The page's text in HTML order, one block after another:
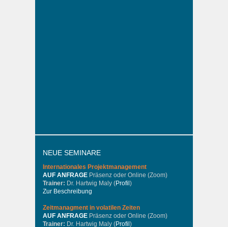
NEUE SEMINARE
Internationales Projektmanagement
AUF ANFRAGE Präsenz oder Online (Zoom)
Trainer: Dr. Hartwig Maly (Profil )
Zur Beschreibung
Zeitmanagment in volatilen Zeiten
AUF ANFRAGE Präsenz oder Online (Zoom)
Trainer: Dr. Hartwig Maly (Profil )